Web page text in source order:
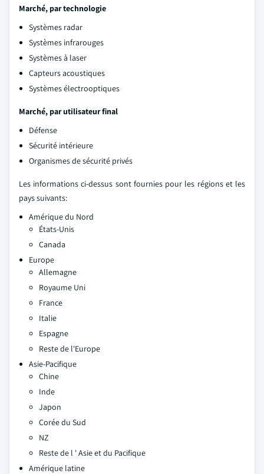
Marché, par technologie
Systèmes radar
Systèmes infrarouges
Systèmes à laser
Capteurs acoustiques
Systèmes électrooptiques
Marché, par utilisateur final
Défense
Sécurité intérieure
Organismes de sécurité privés
Les informations ci-dessus sont fournies pour les régions et les
pays suivants:
Amérique du Nord
États-Unis
Canada
Europe
Allemagne
Royaume Uni
France
Italie
Espagne
Reste de l'Europe
Asie-Pacifique
Chine
Inde
Japon
Corée du Sud
NZ
Reste de l ' Asie et du Pacifique
Amérique latine